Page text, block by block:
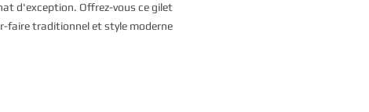
d'exception. Offrez-vous ce gilet
faire traditionnel et style moderne.